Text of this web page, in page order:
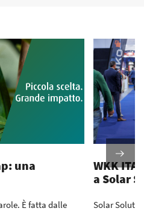
una
È fatta dalle
WKK
a Solar
Solar